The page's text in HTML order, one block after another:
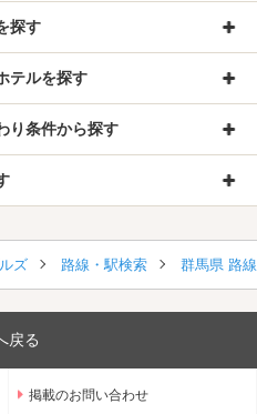
探す
テルを探す
り条件から探す
ズ 路線・駅検索 群馬県 路
戻る
掲載のお問い合わせ